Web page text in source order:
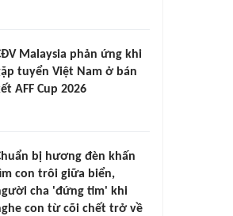
Malaysia phản ứng khi
tuyển Việt Nam ở bán
AFF Cup 2026
bị hương đèn khấn
con trôi giữa biển,
cha 'đứng tim' khi
con từ cõi chết trở về